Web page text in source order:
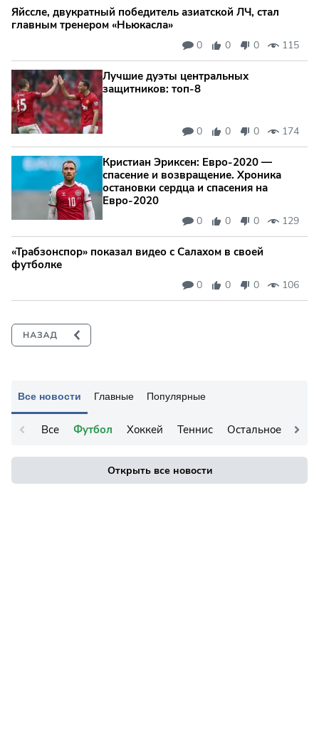
Все новости Главные Популярные
Все Футбол Хоккей Теннис Остальное
Открыть все новости
Яйссле, двукратный победитель азиатской ЛЧ, стал
главным тренером «Ньюкасла»
0 0 0 115
Лучшие дуэты центральных
защитников: топ‑8
0 0 0 174
Кристиан Эриксен: Евро‑2020 —
спасение и возвращение. Хроника
остановки сердца и спасения на
Евро‑2020
0 0 0 129
«Трабзонспор» показал видео с Салахом в своей
футболке
0 0 0 106